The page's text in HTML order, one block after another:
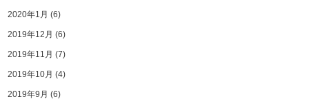
2020年1月 (6)
2019年12月 (6)
2019年11月 (7)
2019年10月 (4)
2019年9月 (6)